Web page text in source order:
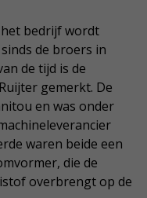
bedrijf wordt
de broers in
de tijd is de
gemerkt. De
en was onder
waren beide een
die de
overbrengt op de